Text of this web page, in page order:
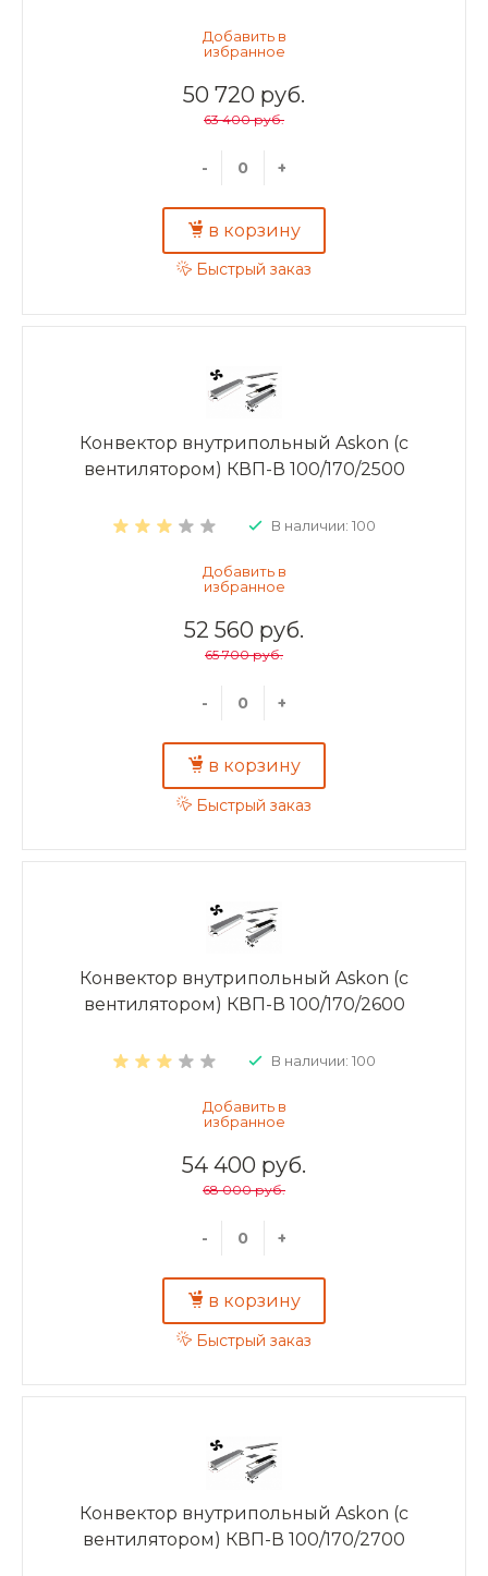
50 720 руб.
63 400 руб.
- +
в корзину
Быстрый заказ
Конвектор внутрипольный Askon (с
вентилятором) КВП-В 100/170/2500
В наличии: 100
52 560 руб.
65 700 руб.
- +
в корзину
Быстрый заказ
Конвектор внутрипольный Askon (с
вентилятором) КВП-В 100/170/2600
В наличии: 100
54 400 руб.
68 000 руб.
- +
в корзину
Быстрый заказ
Конвектор внутрипольный Askon (с
вентилятором) КВП-В 100/170/2700